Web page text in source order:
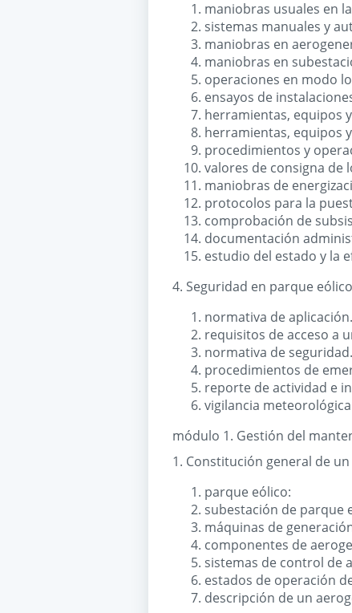
maniobras usuales en
sistemas manuales y
maniobras en
maniobras en
operaciones en modo
ensayos de
herramientas, equipos
herramientas, equipos
procedimientos y
valores de consigna de
maniobras de
protocolos para la
comprobación de
documentación
estudio del estado y la
4. Seguridad en parque
normativa de aplicación.
requisitos de acceso a
normativa de
procedimientos de
reporte de actividad e
vigilancia
módulo 1. Gestión del
1. Constitución general de
parque eólico:
subestación de parque
máquinas de
componentes de
sistemas de control de
estados de operación
descripción de un